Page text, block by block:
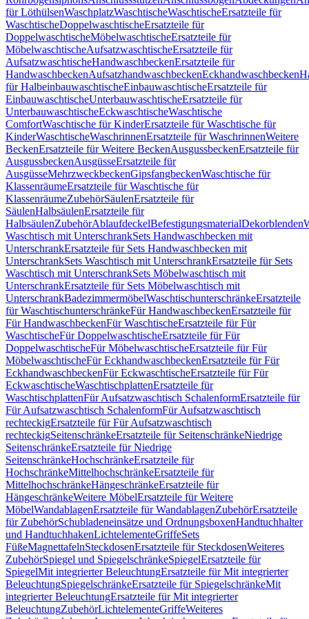
für LöthülsenWaschplatzWaschtischeWaschtischeErsatzteile für
WaschtischeDoppelwaschtischeErsatzteile für
DoppelwaschtischeMöbelwaschtischeErsatzteile für
MöbelwaschtischeAufsatzwaschtischeErsatzteile für
AufsatzwaschtischeHandwaschbeckenErsatzteile für
HandwaschbeckenAufsatzhandwaschbeckenEckhandwaschbecken
für HalbeinbauwaschtischeEinbauwaschtischeErsatzteile für
EinbauwaschtischeUnterbauwaschtischeErsatzteile für
UnterbauwaschtischeEckwaschtischeWaschtische
ComfortWaschtische für KinderErsatzteile für Waschtische für
KinderWaschtischeWaschrinnenErsatzteile für WaschrinnenWeitere
BeckenErsatzteile für Weitere BeckenAusgussbeckenErsatzteile für
AusgussbeckenAusgüsseErsatzteile für
AusgüsseMehrzweckbeckenGipsfangbeckenWaschtische für
KlassenräumeErsatzteile für Waschtische für
KlassenräumeZubehörSäulenErsatzteile für
SäulenHalbsäulenErsatzteile für
HalbsäulenZubehörAblaufdeckelBefestigungsmaterialDekorblenden
Waschtisch mit UnterschrankSets Handwaschbecken mit
UnterschrankErsatzteile für Sets Handwaschbecken mit
UnterschrankSets Waschtisch mit UnterschrankErsatzteile für Sets
Waschtisch mit UnterschrankSets Möbelwaschtisch mit
UnterschrankErsatzteile für Sets Möbelwaschtisch mit
UnterschrankBadezimmermöbelWaschtischunterschränkeErsatzteile
für WaschtischunterschränkeFür HandwaschbeckenErsatzteile für
Für HandwaschbeckenFür WaschtischeErsatzteile für Für
WaschtischeFür DoppelwaschtischeErsatzteile für Für
DoppelwaschtischeFür MöbelwaschtischeErsatzteile für Für
MöbelwaschtischeFür EckhandwaschbeckenErsatzteile für Für
EckhandwaschbeckenFür EckwaschtischeErsatzteile für Für
EckwaschtischeWaschtischplattenErsatzteile für
WaschtischplattenFür Aufsatzwaschtisch SchalenformErsatzteile für
Für Aufsatzwaschtisch SchalenformFür Aufsatzwaschtisch
rechteckigErsatzteile für Für Aufsatzwaschtisch
rechteckigSeitenschränkeErsatzteile für SeitenschränkeNiedrige
SeitenschränkeErsatzteile für Niedrige
SeitenschränkeHochschränkeErsatzteile für
HochschränkeMittelhochschränkeErsatzteile für
MittelhochschränkeHängeschränkeErsatzteile für
HängeschränkeWeitere MöbelErsatzteile für Weitere
MöbelWandablagenErsatzteile für WandablagenZubehörErsatzteile
für ZubehörSchubladeneinsätze und OrdnungsboxenHandtuchhalter
und HandtuchhakenLichtelementeGriffeSets
FüßeMagnettafelnSteckdosenErsatzteile für SteckdosenWeiteres
ZubehörSpiegel und SpiegelschränkeSpiegelErsatzteile für
SpiegelMit integrierter BeleuchtungErsatzteile für Mit integrierter
BeleuchtungSpiegelschränkeErsatzteile für SpiegelschränkeMit
integrierter BeleuchtungErsatzteile für Mit integrierter
BeleuchtungZubehörLichtelementeGriffeWeiteres